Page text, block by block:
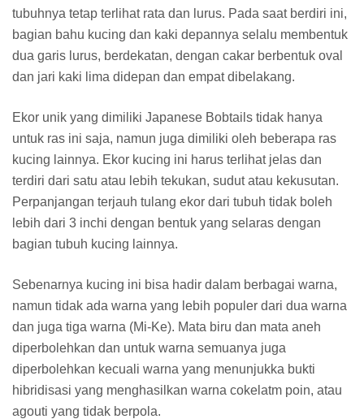
tubuhnya tetap terlihat rata dan lurus. Pada saat berdiri ini,
bagian bahu kucing dan kaki depannya selalu membentuk
dua garis lurus, berdekatan, dengan cakar berbentuk oval
dan jari kaki lima didepan dan empat dibelakang.
Ekor unik yang dimiliki Japanese Bobtails tidak hanya
untuk ras ini saja, namun juga dimiliki oleh beberapa ras
kucing lainnya. Ekor kucing ini harus terlihat jelas dan
terdiri dari satu atau lebih tekukan, sudut atau kekusutan.
Perpanjangan terjauh tulang ekor dari tubuh tidak boleh
lebih dari 3 inchi dengan bentuk yang selaras dengan
bagian tubuh kucing lainnya.
Sebenarnya kucing ini bisa hadir dalam berbagai warna,
namun tidak ada warna yang lebih populer dari dua warna
dan juga tiga warna (Mi-Ke). Mata biru dan mata aneh
diperbolehkan dan untuk warna semuanya juga
diperbolehkan kecuali warna yang menunjukka bukti
hibridisasi yang menghasilkan warna cokelatm poin, atau
agouti yang tidak berpola.